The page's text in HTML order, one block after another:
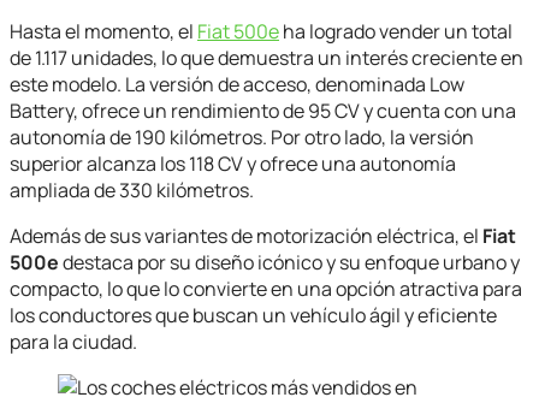
Hasta el momento, el Fiat 500eha logrado vender un total
de 1.117 unidades, lo que demuestra un interés creciente en
este modelo. La versión de acceso, denominada Low
Battery, ofrece un rendimiento de 95 CV y cuenta con una
autonomía de 190 kilómetros. Por otro lado, la versión
superior alcanza los 118 CV y ofrece una autonomía
ampliada de 330 kilómetros.
Además de sus variantes de motorización eléctrica, el Fiat
500edestaca por su diseño icónico y su enfoque urbano y
compacto, lo que lo convierte en una opción atractiva para
los conductores que buscan un vehículo ágil y eficiente
para la ciudad.